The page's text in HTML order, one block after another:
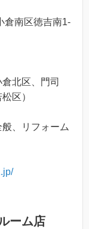
南区徳吉南1-
北区、門司
区）
、リフォーム
ーム店